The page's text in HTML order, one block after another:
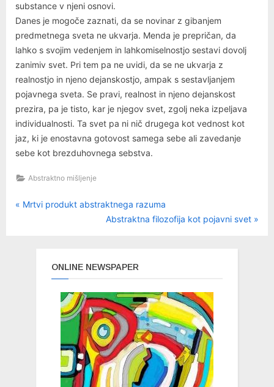
substance v njeni osnovi.
Danes je mogoče zaznati, da se novinar z gibanjem
predmetnega sveta ne ukvarja. Menda je prepričan, da
lahko s svojim vedenjem in lahkomiselnostjo sestavi dovolj
zanimiv svet. Pri tem pa ne uvidi, da se ne ukvarja z
realnostjo in njeno dejanskostjo, ampak s sestavljanjem
pojavnega sveta. Se pravi, realnost in njeno dejanskost
prezira, pa je tisto, kar je njegov svet, zgolj neka izpeljava
individualnosti. Ta svet pa ni nič drugega kot vednost kot
jaz, ki je enostavna gotovost samega sebe ali zavedanje
sebe kot brezduhovnega sebstva.
Abstraktno mišljenje
Navigacija
P
Mrtvi produkt abstraktnega razuma
N
t
o
s
t
:
Abstraktna filozofija kot pojavni svet
ONLINE NEWSPAPER